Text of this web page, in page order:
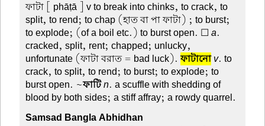
ফাটা [ phāṭā ] v to break into chinks, to crack, to
split, to rend; to chap (হাত বা পা ফাটা) ; to burst;
to explode; (of a boil etc.) to burst open. ☐a.
cracked, split, rent; chapped; unlucky,
unfortunate (ফাটা বরাত = bad luck).ফাটানো v. to
crack, to split, to rend; to burst; to explode; to
burst open. ~ফাটিn. a scuffle with shedding of
blood by both sides; a stiff affray; a rowdy quarrel.
Samsad Bangla Abhidhan